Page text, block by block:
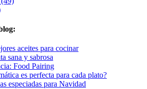
aceites para cocinar
sana y sabrosa
Food Pairing
es perfecta para cada plato?
especiadas para Navidad